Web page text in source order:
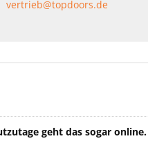
vertrieb@topdoors.de
geht das sogar online.